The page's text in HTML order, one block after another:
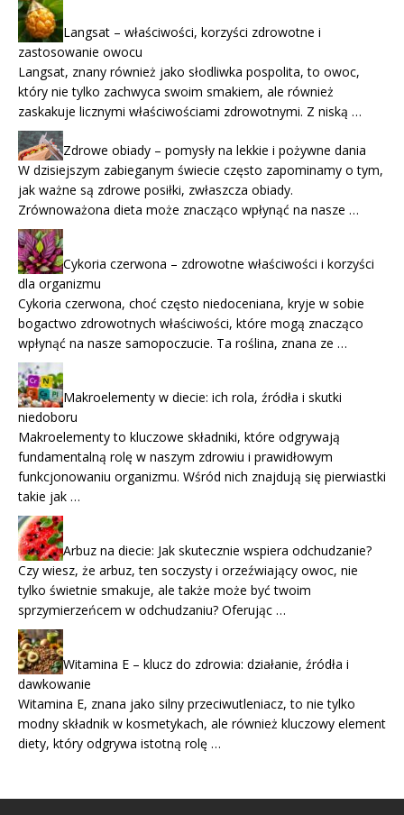
Langsat – właściwości, korzyści zdrowotne i
zastosowanie owocu
Langsat, znany również jako słodliwka pospolita, to owoc,
który nie tylko zachwyca swoim smakiem, ale również
zaskakuje licznymi właściwościami zdrowotnymi. Z niską …
Zdrowe obiady – pomysły na lekkie i pożywne dania
W dzisiejszym zabieganym świecie często zapominamy o tym,
jak ważne są zdrowe posiłki, zwłaszcza obiady.
Zrównoważona dieta może znacząco wpłynąć na nasze …
Cykoria czerwona – zdrowotne właściwości i korzyści
dla organizmu
Cykoria czerwona, choć często niedoceniana, kryje w sobie
bogactwo zdrowotnych właściwości, które mogą znacząco
wpłynąć na nasze samopoczucie. Ta roślina, znana ze …
Makroelementy w diecie: ich rola, źródła i skutki
niedoboru
Makroelementy to kluczowe składniki, które odgrywają
fundamentalną rolę w naszym zdrowiu i prawidłowym
funkcjonowaniu organizmu. Wśród nich znajdują się pierwiastki
takie jak …
Arbuz na diecie: Jak skutecznie wspiera odchudzanie?
Czy wiesz, że arbuz, ten soczysty i orzeźwiający owoc, nie
tylko świetnie smakuje, ale także może być twoim
sprzymierzeńcem w odchudzaniu? Oferując …
Witamina E – klucz do zdrowia: działanie, źródła i
dawkowanie
Witamina E, znana jako silny przeciwutleniacz, to nie tylko
modny składnik w kosmetykach, ale również kluczowy element
diety, który odgrywa istotną rolę …